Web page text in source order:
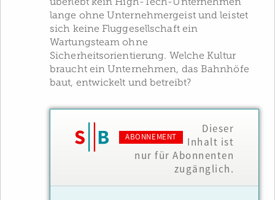
lange ohne Unternehmergeist und leistet
sich keine Fluggesellschaft ein
Wartungsteam ohne
Sicherheitsorientierung. Welche Kultur
braucht ein Unternehmen, das Bahnhöfe
baut, entwickelt und betreibt?
ABONNEMENT
Dieser
Inhalt ist
nur für Abonnenten
zugänglich.